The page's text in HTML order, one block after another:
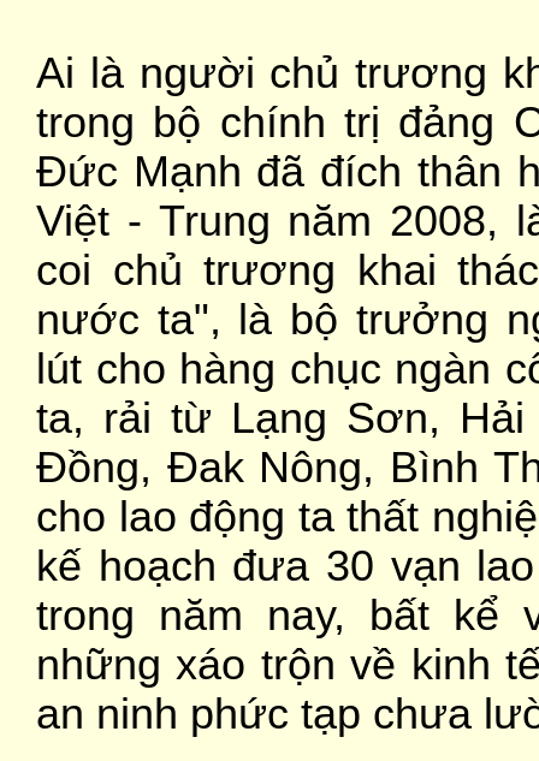
Ai là người chủ trương
trong bộ chính trị đảng
Đức Mạnh đã đích thân
Việt - Trung năm 2008,
coi chủ trương khai
nước ta", là bộ trưởng
lút cho hàng chục ngàn
ta, rải từ Lạng Sơn, Hải
Đồng, Đak Nông, Bình
cho lao động ta thất
kế hoạch đưa 30 vạn
trong năm nay, bất kể
những xáo trộn về kinh
an ninh phức tạp chưa